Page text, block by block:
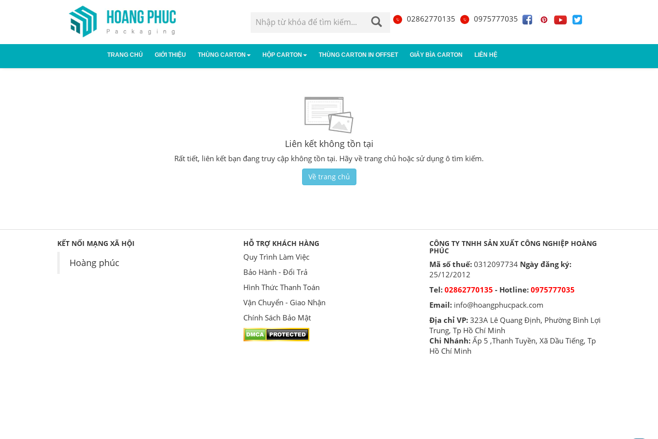
02862770135 0975777035
TRANG CHỦ GIỚI THIỆU THÙNG CARTON
Thùng âm dương
HỘP CARTON
Hộp carton nhỏ
THÙNG CARTON IN OFFSET GIẤY BÌA CARTON LIÊN HỆ
Liên kết không tồn tại
Rất tiết, liên kết bạn đang truy cập không tồn tại. Hãy về trang chủ hoặc sử dụng ô tìm kiếm.
Về trang chủ
KẾT NỐI MẠNG XÃ HỘI
Hoàng phúc
HỖ TRỢ KHÁCH HÀNG
Quy Trình Làm Việc
Bảo Hành - Đổi Trả
Hình Thức Thanh Toán
Vận Chuyển - Giao Nhận
Chính Sách Bảo Mật
CÔNG TY TNHH SẢN XUẤT CÔNG NGHIỆP HOÀNG
PHÚC
Mã số thuế: 0312097734 Ngày đăng ký:
25/12/2012
Tel: 02862770135 - Hotline: 0975777035
Email: info@hoangphucpack.com
Địa chỉ VP: 323A Lê Quang Định, Phường Bình Lợi
Trung, Tp Hồ Chí Minh
Chi Nhánh: Ấp 5 ,Thanh Tuyền, Xã Dầu Tiếng, Tp
Hồ Chí Minh